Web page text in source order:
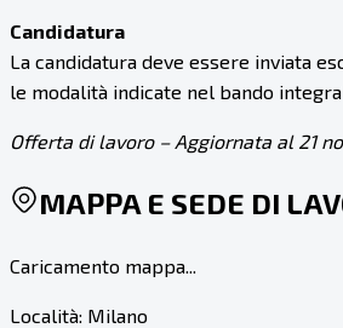
Candidatura
La candidatura deve essere inviata
le modalità indicate nel bando
Offerta di lavoro – Aggiornata al 21
MAPPA E SEDE DI
Caricamento mappa...
Località: Milano